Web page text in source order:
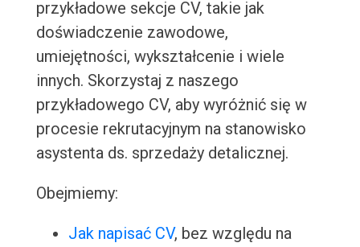
przykładowe sekcje CV, takie jak
doświadczenie zawodowe,
umiejętności, wykształcenie i wiele
innych. Skorzystaj z naszego
przykładowego CV, aby wyróżnić się w
procesie rekrutacyjnym na stanowisko
asystenta ds. sprzedaży detalicznej.
Obejmiemy:
Jak napisać CV, bez względu na